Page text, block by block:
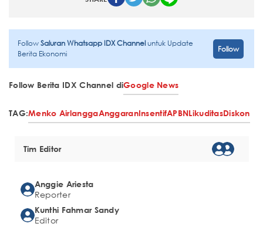
FollowSaluran Whatsapp IDX Channeluntuk Update
Berita Ekonomi
Follow
Follow Berita IDX Channel diGoogle News
TAG:Menko AirlanggaAnggaranInsentifAPBNLikuditasDiskon
Tim Editor
Anggie Ariesta
Reporter
Kunthi Fahmar Sandy
Editor